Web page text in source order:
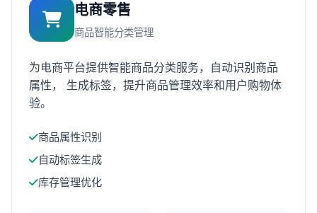
电商零售
商品智能分类管理
为电商平台提供智能商品分类服务，自动识别商品
属性， 生成标签，提升商品管理效率和用户购物体
验。
商品属性识别
自动标签生成
库存管理优化